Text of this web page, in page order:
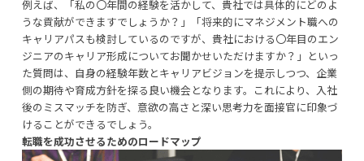
例えば、「私の〇年間の経験を活かして、貴社では具体的にどのよ
うな貢献ができますでしょうか？」「将来的にマネジメント職への
キャリアパスも検討しているのですが、貴社における〇年目のエン
ジニアのキャリア形成についてお聞かせいただけますか？」といっ
た質問は、自身の経験年数とキャリアビジョンを提示しつつ、企業
側の期待や育成方針を探る良い機会となります。これにより、入社
後のミスマッチを防ぎ、意欲の高さと深い思考力を面接官に印象づ
けることができるでしょう。
転職を成功させるためのロードマップ